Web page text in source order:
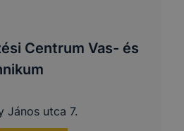
Centrum Vas- és
János utca 7.